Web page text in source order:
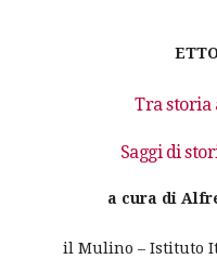
Tra storia
Saggi di
a cura di
il Mulino – Istituto